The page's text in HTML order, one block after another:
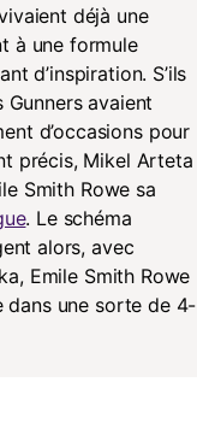
déjà une
à une formule
d’inspiration. S’ils
avaient
d’occasions pour
précis, Mikel Arteta
Smith Rowe sa
. Le schéma
alors, avec
Emile Smith Rowe
dans une sorte de 4-